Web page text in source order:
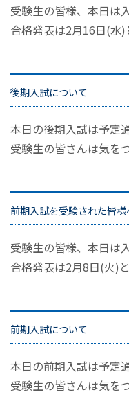
受験生の皆様、本日は
合格発表は2月16日(水)
後期入試について
本日の後期入試は予定
受験生の皆さんは気を
前期入試を受験された皆様
受験生の皆様、本日は
合格発表は2月8日(火)
前期入試について
本日の前期入試は予定
受験生の皆さんは気を